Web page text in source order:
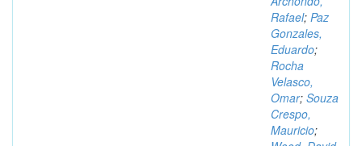
Rafael; Paz
Gonzales,
Eduardo;
Rocha
Velasco,
Omar; Souza
Crespo,
Mauricio;